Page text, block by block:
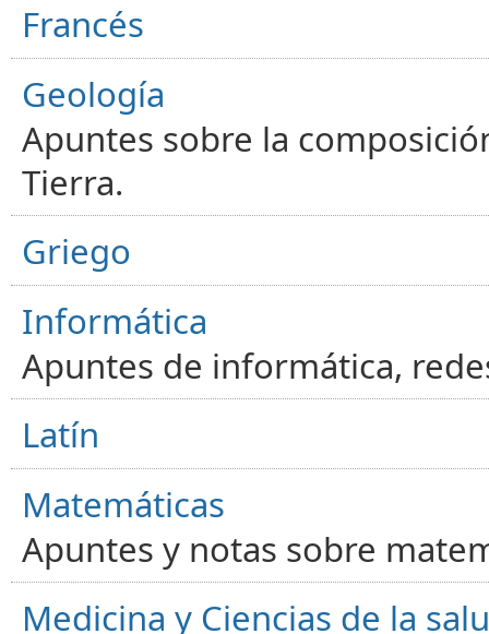
Francés
Geología
Apuntes sobre la
Tierra.
Griego
Informática
Apuntes de informática,
Latín
Matemáticas
Apuntes y notas sobre
Medicina y Ciencias de la